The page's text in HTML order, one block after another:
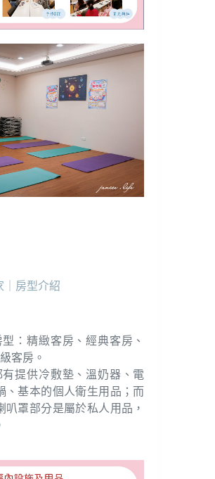
｜房型介紹
：精緻客房、經典客房、
客房。
提供冷敷墊、溫奶器、電
、基本的個人衛生用品；而
叭罩部分是屬於私人用品，